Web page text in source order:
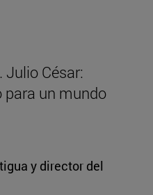
Julio César:
para un mundo
y director del